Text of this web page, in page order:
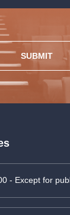
SUBMIT
- Except for